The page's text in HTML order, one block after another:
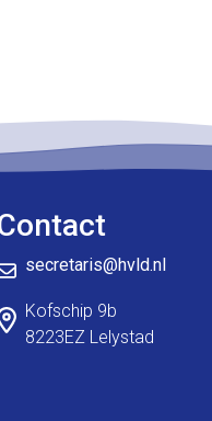
secretaris@hvld.nl
Kofschip 9b
8223EZ Lelystad